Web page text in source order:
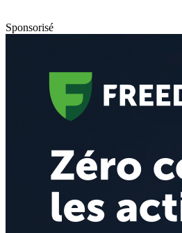
Sponsorisé